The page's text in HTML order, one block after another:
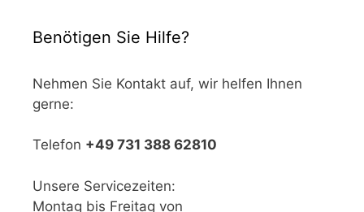
Benötigen Sie Hilfe?
Nehmen Sie Kontakt auf, wir helfen Ihnen
gerne:
Telefon +49 731 388 62810
Unsere Servicezeiten:
Montag bis Freitag von